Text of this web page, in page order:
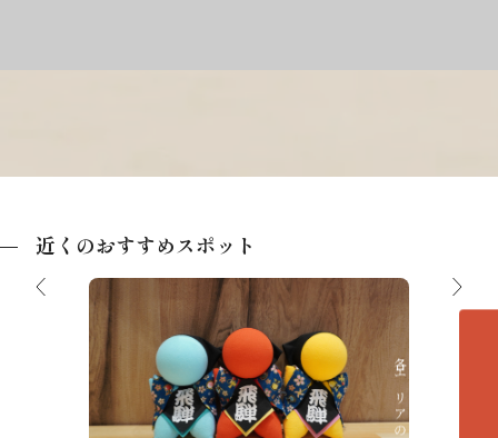
近くのおすすめスポット
飛騨高山思い出体験館 飛騨の里店